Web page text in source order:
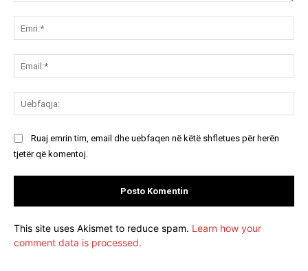
Ruaj emrin tim, email dhe uebfaqen në këtë shfletues për herën
tjetër që komentoj.
This site uses Akismet to reduce spam. Learn how your
comment data is processed.